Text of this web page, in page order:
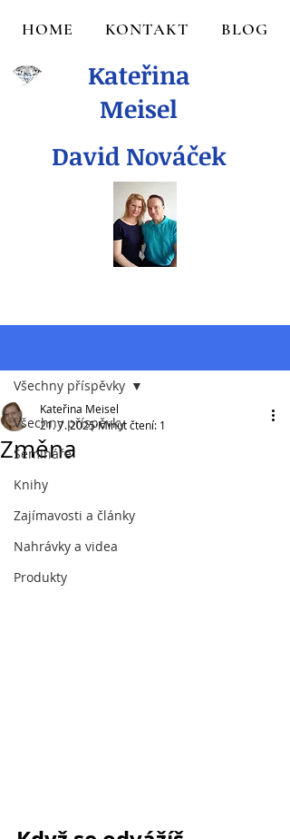
HOME KONTAKT BLOG
Kateřina
Meisel
David Nováček
Všechny příspěvky
Semináře
Knihy
Zajímavosti a články
Nahrávky a videa
Produkty
Všechny příspěvky
Změna
Kateřina Meisel
21. 7. 2025 Minut čtení: 1